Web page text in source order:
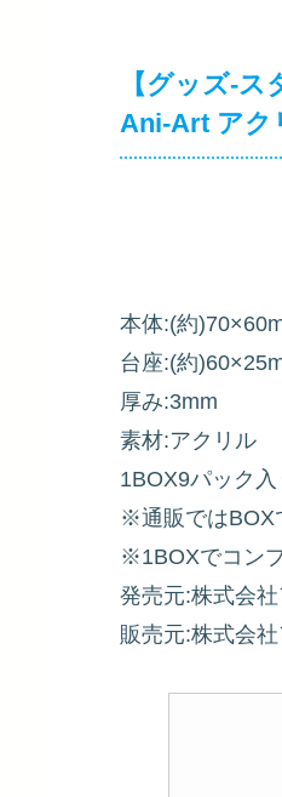
【グッズ-
Ani-Art アク
本体:(約
台座:(約
厚み:3mm
素材:アクリル
1BOX9パック入
※通販ではBOX
※1BOXでコン
発売元:株式会
販売元:株式会